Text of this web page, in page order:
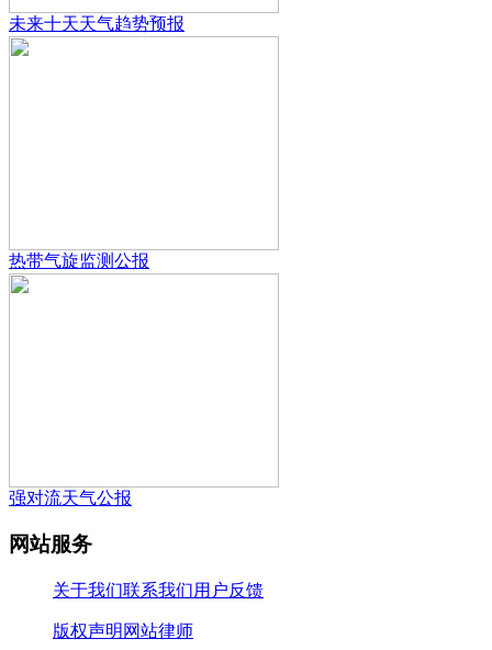
未来十天天气趋势预报
热带气旋监测公报
强对流天气公报
网站服务
关于我们联系我们用户反馈
版权声明 网站律师